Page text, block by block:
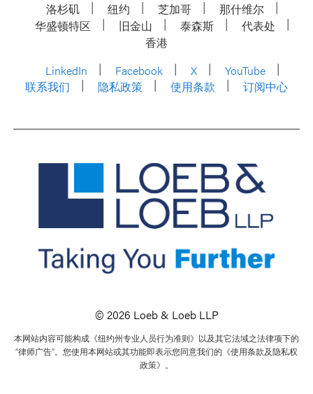
洛杉矶 纽约 芝加哥
那什维尔
华盛顿特区
旧金山 泰森斯
代表处
香港
LinkedIn
Facebook X
YouTube
联系我们
隐私政策 使用条款 订阅中心
© 2026 Loeb & Loeb LLP
本网站内容可能构成《纽约州专业人员行为准则》以及其它法域之法律项下的
“律师广告”。您使用本网站或其功能即表示您同意我们的《使用条款及隐私权
政策》。